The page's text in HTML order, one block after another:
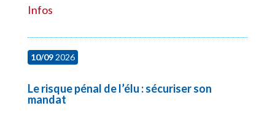
Infos
10/092026
Le risque pénal de l’élu : sécuriser son
mandat